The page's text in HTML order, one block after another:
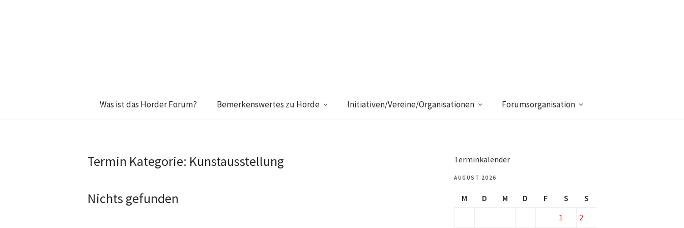
Was ist das Hörder Forum? Bemerkenswertes zu Hörde Initiativen/Vereine/Organisationen Forumsorganisation
Termin Kategorie: Kunstausstellung
Nichts gefunden
Terminkalender
AUGUST 2026
M D M D F S
S
1
2